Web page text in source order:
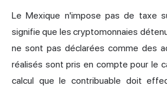
Le Mexique n'impose pas de taxe
signifie que les cryptomonnaies
ne sont pas déclarées comme des
réalisés sont pris en compte pour le
calcul que le contribuable doit